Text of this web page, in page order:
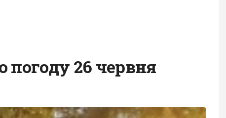
погоду 26 червня